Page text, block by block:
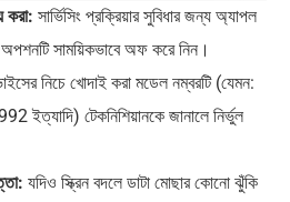
করা: সার্ভিসিং প্রক্রিয়ার সুবিধার জন্য অ্যাপল
সাময়িকভাবে অফ করে নিন।
নিচে খোদাই করা মডেল নম্বরটি (যেমন:
টেকনিশিয়ানকে জানালে নির্ভুল
যদিও স্ক্রিন বদলে ডাটা মোছার কোনো ঝুঁকি